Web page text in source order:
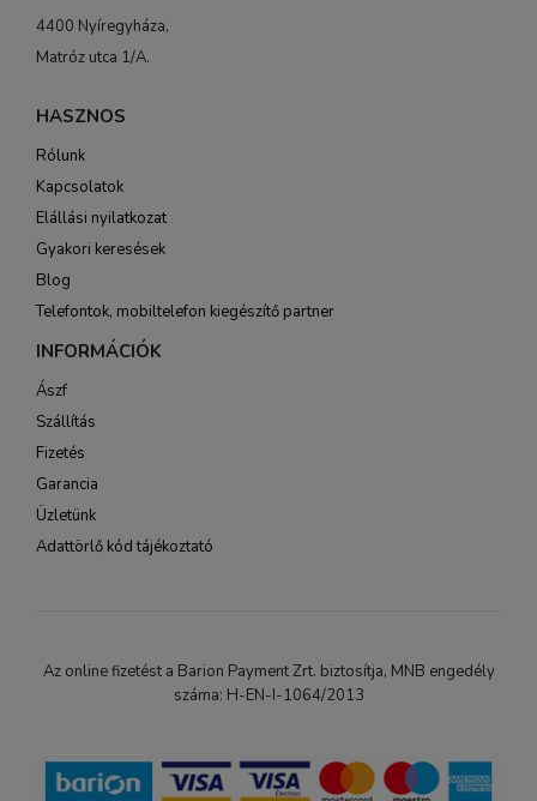
4400 Nyíregyháza,
Matróz utca 1/A.
HASZNOS
Rólunk
Kapcsolatok
Elállási nyilatkozat
Gyakori keresések
Blog
Telefontok, mobiltelefon kiegészítő partner
INFORMÁCIÓK
Ászf
Szállítás
Fizetés
Garancia
Üzletünk
Adattörlő kód tájékoztató
Az online fizetést a Barion Payment Zrt. biztosítja, MNB engedély
száma: H-EN-I-1064/2013